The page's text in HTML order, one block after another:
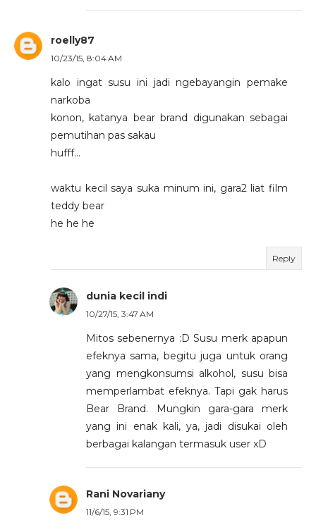
roelly87
10/23/15, 8:04 AM
kalo ingat susu ini jadi ngebayangin pemake
narkoba
konon, katanya bear brand digunakan sebagai
pemutihan pas sakau
hufff...
waktu kecil saya suka minum ini, gara2 liat film
teddy bear
he he he
Reply
dunia kecil indi
10/27/15, 3:47 AM
Mitos sebenernya :D Susu merk apapun
efeknya sama, begitu juga untuk orang
yang mengkonsumsi alkohol, susu bisa
memperlambat efeknya. Tapi gak harus
Bear Brand. Mungkin gara-gara merk
yang ini enak kali, ya, jadi disukai oleh
berbagai kalangan termasuk user xD
Rani Novariany
11/6/15, 9:31 PM